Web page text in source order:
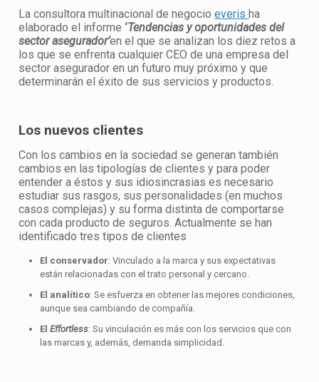
La consultora multinacional de negocioeveris ha
elaborado el informe ‘Tendencias y oportunidades del
sector asegurador’en el que se analizan los diez retos a
los que se enfrenta cualquier CEO de una empresa del
sector asegurador en un futuro muy próximo y que
determinarán el éxito de sus servicios y productos.
Los nuevos clientes
Con los cambios en la sociedad se generan también
cambios en las tipologías de clientes y para poder
entender a éstos y sus idiosincrasias es necesario
estudiar sus rasgos, sus personalidades (en muchos
casos complejas) y su forma distinta de comportarse
con cada producto de seguros. Actualmente se han
identificado tres tipos de clientes
El conservador: Vinculado a la marca y sus expectativas
están relacionadas con el trato personal y cercano.
El analítico: Se esfuerza en obtener las mejores condiciones,
aunque sea cambiando de compañía.
ElEffortless: Su vinculación es más con los servicios que con
las marcas y, además, demanda simplicidad.